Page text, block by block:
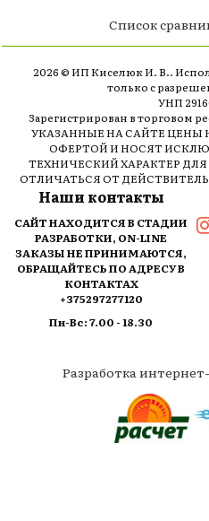
Список
2026 © ИП Киселюк И. В..
только с
УНП
Зарегистрирован в торговом
УКАЗАННЫЕ НА САЙТЕ
ОФЕРТОЙ И НОСЯТ
ТЕХНИЧЕСКИЙ ХАРАКТЕР
ОТЛИЧАТЬСЯ ОТ
Наши контакты
САЙТ НАХОДИТСЯ В СТАДИИ
РАЗРАБОТКИ, ON-LINE
ЗАКАЗЫ НЕ ПРИНИМАЮТСЯ,
ОБРАЩАЙТЕСЬ ПО АДРЕСУ В
КОНТАКТАХ
+375297277120
Пн-Вс: 7.00 - 18.30
Разработка